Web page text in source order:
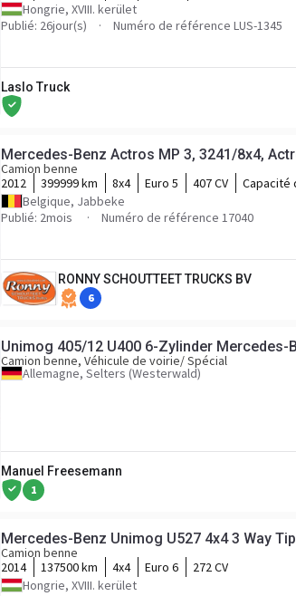
Hongrie, XVIII. kerület
Publié: 26jour(s)
Numéro de référence LUS-1345
Laslo Truck
Camion benne
2012
399999 km 8x4 Euro 5 407 CV Capacité
Belgique, Jabbeke
Publié: 2mois
Numéro de référence 17040
RONNY SCHOUTTEET TRUCKS BV
6
Unimog 405/12 U400 6-Zylinder Mercedes-
Camion benne, Véhicule de voirie/ Spécial
Allemagne, Selters (Westerwald)
Manuel Freesemann
1
Mercedes-Benz Unimog U527 4x4 3 Way
Camion benne
2014
137500 km 4x4 Euro 6
272 CV
Hongrie, XVIII. kerület